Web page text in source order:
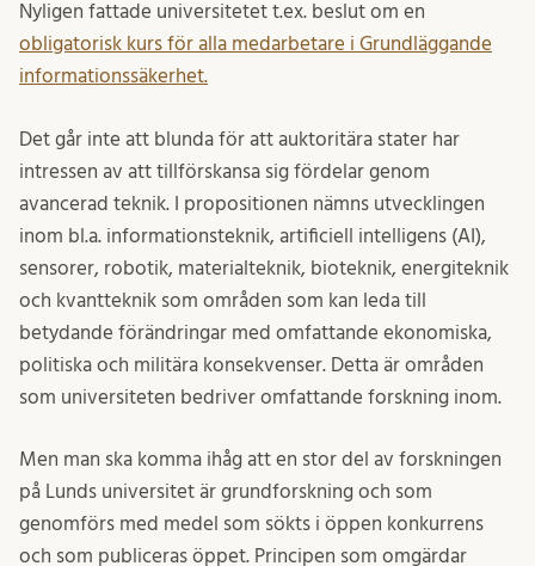
Nyligen fattade universitetet t.ex. beslut om en
obligatorisk kurs för alla medarbetare i Grundläggande
informationssäkerhet.
Det går inte att blunda för att auktoritära stater har
intressen av att tillförskansa sig fördelar genom
avancerad teknik. I propositionen nämns utvecklingen
inom bl.a. informationsteknik, artificiell intelligens (AI),
sensorer, robotik, materialteknik, bioteknik, energiteknik
och kvantteknik som områden som kan leda till
betydande förändringar med omfattande ekonomiska,
politiska och militära konsekvenser. Detta är områden
som universiteten bedriver omfattande forskning inom.
Men man ska komma ihåg att en stor del av forskningen
på Lunds universitet är grundforskning och som
genomförs med medel som sökts i öppen konkurrens
och som publiceras öppet. Principen som omgärdar